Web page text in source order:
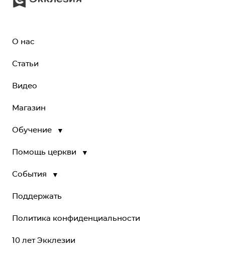
О нас
Статьи
Видео
Магазин
Обучение ▼
Помощь церкви ▼
События ▼
Поддержать
Политика конфиденциальности
10 лет Экклезии